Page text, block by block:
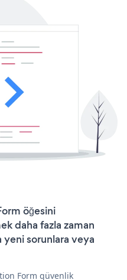
öğesini
daha fazla zaman
yeni sorunlara veya
Form güvenlik